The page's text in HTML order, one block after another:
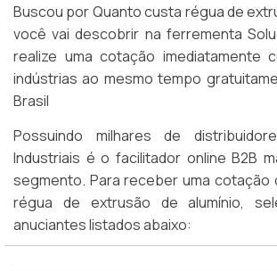
Buscou por Quanto custa régua de
você vai descobrir na ferrementa
realize uma cotação imediatamente
indústrias ao mesmo tempo
Brasil
Possuindo milhares de
Industriais é o facilitador online B2B
segmento. Para receber uma cotação
régua de extrusão de alumínio,
anuciantes listados abaixo: